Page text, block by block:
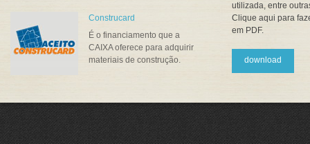
Construcard
É o financiamento que a
CAIXA oferece para adquirir
materiais de construção.
utilizada, entre
Clique aqui para
em PDF.
download